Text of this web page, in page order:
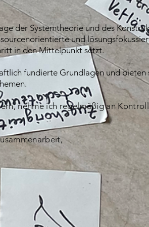
der Systemtheorie und des
und
in den Mittelpunkt setzt.
fundierte Grundlagen und
nehme ich regelmäßig an